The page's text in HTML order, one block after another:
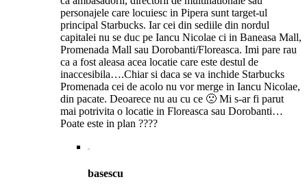
personajele care locuiesc in Pipera sunt target-ul
principal Starbucks. Iar cei din sediile din nordul
capitalei nu se duc pe Iancu Nicolae ci in Baneasa Mall,
Promenada Mall sau Dorobanti/Floreasca. Imi pare rau
ca a fost aleasa acea locatie care este destul de
inaccesibila….Chiar si daca se va inchide Starbucks
Promenada cei de acolo nu vor merge in Iancu Nicolae,
din pacate. Deoarece nu au cu ce 🙁 Mi s-ar fi parut
mai potrivita o locatie in Floreasca sau Dorobanti…
Poate este in plan ????
basescu